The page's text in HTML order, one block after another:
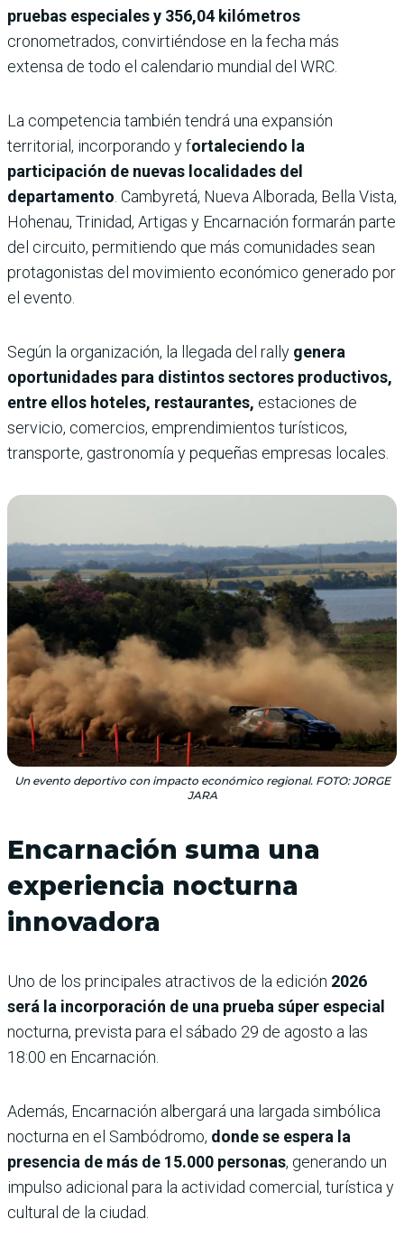
pruebas especiales y 356,04 kilómetros
cronometrados, convirtiéndose en la fecha más
extensa de todo el calendario mundial del WRC.
La competencia también tendrá una expansión
territorial, incorporando y fortaleciendo la
participación de nuevas localidades del
departamento . Cambyretá, Nueva Alborada, Bella Vista,
Hohenau, Trinidad, Artigas y Encarnación formarán parte
del circuito, permitiendo que más comunidades sean
protagonistas del movimiento económico generado por
el evento.
Según la organización, la llegada del rally genera
oportunidades para distintos sectores productivos,
entre ellos hoteles, restaurantes, estaciones de
servicio, comercios, emprendimientos turísticos,
transporte, gastronomía y pequeñas empresas locales.
Un evento deportivo con impacto económico regional. FOTO: JORGE
JARA
Encarnación suma una
experiencia nocturna
innovadora
Uno de los principales atractivos de la edición 2026
será la incorporación de una prueba súper especial
nocturna, prevista para el sábado 29 de agosto a las
18:00 en Encarnación.
Además, Encarnación albergará una largada simbólica
nocturna en el Sambódromo, donde se espera la
presencia de más de 15.000 personas, generando un
impulso adicional para la actividad comercial, turística y
cultural de la ciudad.